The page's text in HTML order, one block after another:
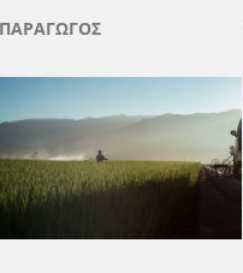
ΠΑΡΑΓΩΓΟΣ